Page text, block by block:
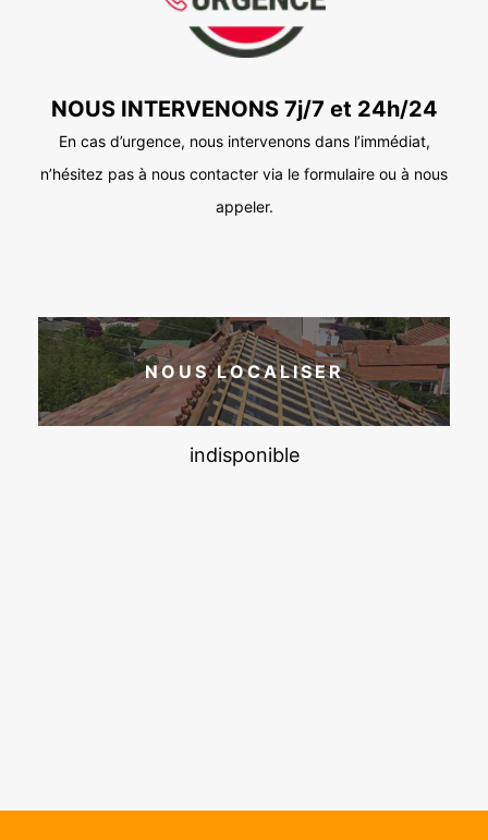
NOUS INTERVENONS 7j/7 et 24h/24
En cas d’urgence, nous intervenons dans l’immédiat,
n’hésitez pas à nous contacter via le formulaire ou à nous
appeler.
NOUS LOCALISER
indisponible